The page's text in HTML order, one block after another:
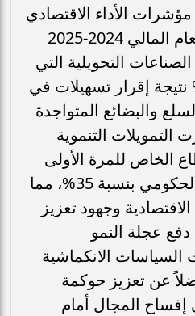
الأداء الاقتصادي
خلال الربع الأول من العام المالي 2024-2025
التحويلية التي
نمواً بنحو 7.1% نتيجة إقرار تسهيلات في
والبضائع المتواجدة
التمويلات التنموية
الخاص للمرة الأولى
حجم التمويل التنموي الحكومي بنسبة 35%، مما
وجهود تعزيز
عجلة النمو
السياسات الانكماشية
عن تعزيز حوكمة
إفساح المجال أمام